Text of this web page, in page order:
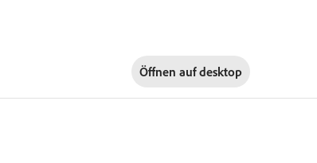
Öffnen aufdesktop